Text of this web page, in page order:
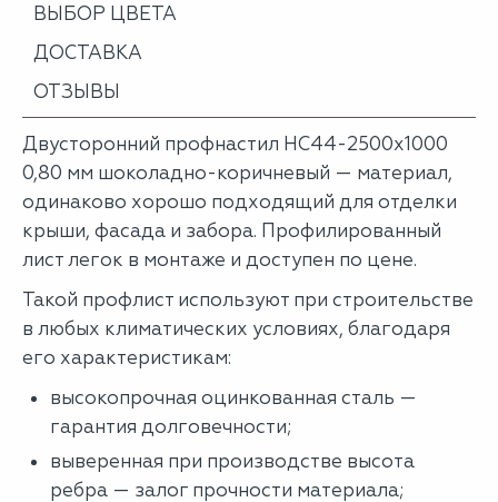
ВЫБОР ЦВЕТА
ДОСТАВКА
ОТЗЫВЫ
Двусторонний профнастил НС44-2500х1000
0,80 мм шоколадно-коричневый — материал,
одинаково хорошо подходящий для отделки
крыши, фасада и забора. Профилированный
лист легок в монтаже и доступен по цене.
Такой профлист используют при строительстве
в любых климатических условиях, благодаря
его характеристикам:
высокопрочная оцинкованная сталь —
гарантия долговечности;
выверенная при производстве высота
ребра — залог прочности материала;